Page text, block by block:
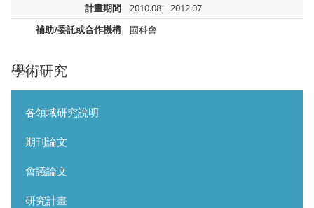
學術研究
各領域研究說明
期刊論文
會議論文
研究計畫
計畫期間
2010.08 ~ 2012.07
補助/委託或合作機構
國科會